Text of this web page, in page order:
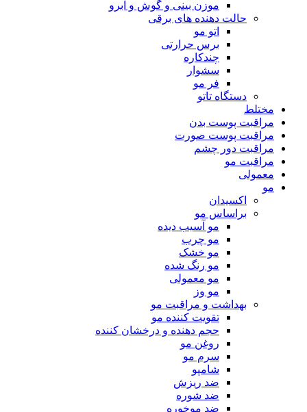
موزن بینی و گوش و ابرو
حالت دهنده های برقی
اتو مو
برس حرارتی
چندکاره
سشوار
فر مو
دستگاه تاتو
مختلط
مراقبت پوست بدن
مراقبت پوست صورت
مراقبت دور چشم
مراقبت مو
معمولی
مو
اکسیدان
براساس مو
مو آسیب دیده
مو چرب
مو خشک
مو رنگ شده
مو معمولی
مو وز
بهداشت و مراقبت مو
تقویت کننده مو
حجم دهنده و درخشان کننده
روغن مو
سرم مو
شامپو
ضد ریزش
ضد شوره
ضد موخوره